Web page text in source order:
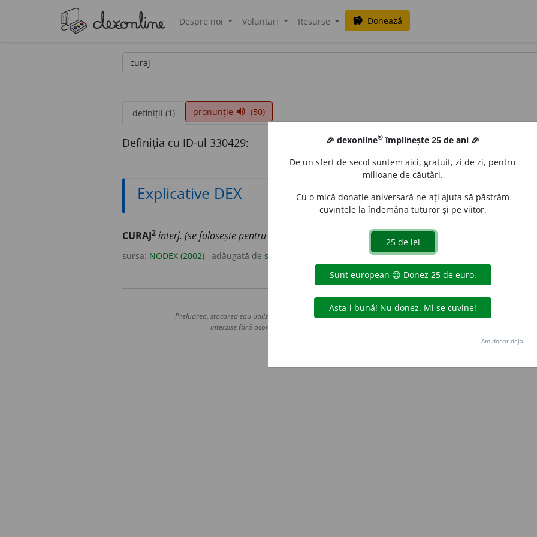
Despre noi Voluntari Resurse savings Donează
definiții (1) pronunție volume_up (50)
Definiția cu ID-ul 330429:
Explicative DEX
CURAJ2 interj. (se folosește pentru a îmbărbăta pe cineva). /<fr.courage
sursa: NODEX (2002) adăugată de siveco
Copyright © 2004-2026 dexonline (https://dexonline.ro)
Preluarea, stocarea sau utilizarea datelor de pe acest site, inclusiv prin orice metode de extragere automată
interzise fără acordul nostru prealabil scris, cu excepția seturilor de date oferite oficial spre utilizare
Hosterion
🎉 dexonline® împlinește 25 de ani 🎉
De un sfert de secol suntem aici, gratuit, zi de zi, pentru
milioane de căutări.
Cu o mică donație aniversară ne-ați ajuta să păstrăm
cuvintele la îndemâna tuturor și pe viitor.
Am donat deja.